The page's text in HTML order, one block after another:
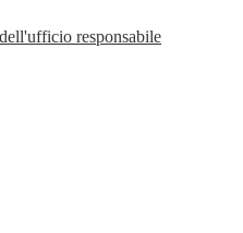
responsabile